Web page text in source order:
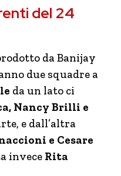
del 24
da Banijay
due squadre a
da un lato ci
Nancy Brilli e
e dall’altra
e Cesare
invece Rita